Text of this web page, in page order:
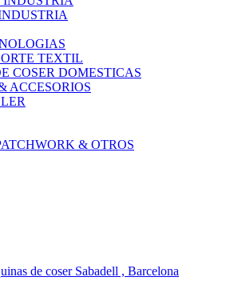
TEXTIL
COSER DOMESTICAS
ACCESORIOS
& OTROS
de coser Sabadell , Barcelona